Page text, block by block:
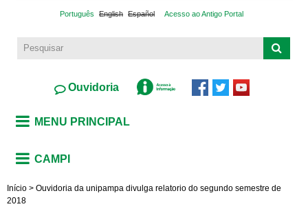
Português English Español Acesso ao Antigo Portal
Ouvidoria
MENU PRINCIPAL
CAMPI
Início > Ouvidoria da unipampa divulga relatorio do segundo semestre de
2018